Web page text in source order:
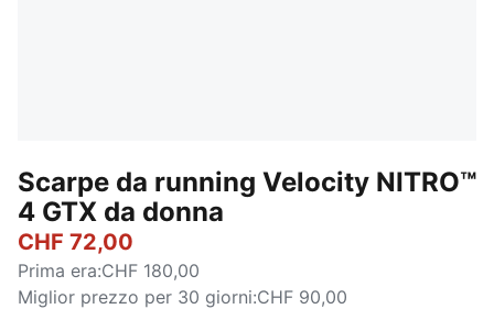
Scarpe da running Velocity NITRO™
4 GTX da donna
CHF 72,00
Prima era:CHF 180,00
Miglior prezzo per 30 giorni:CHF 90,00